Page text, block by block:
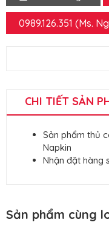
0989.126.351 (Ms.
CHI TIẾT SẢN
Sản phẩm thủ
Napkin
Nhận đặt hàng
Sản phẩm cùng